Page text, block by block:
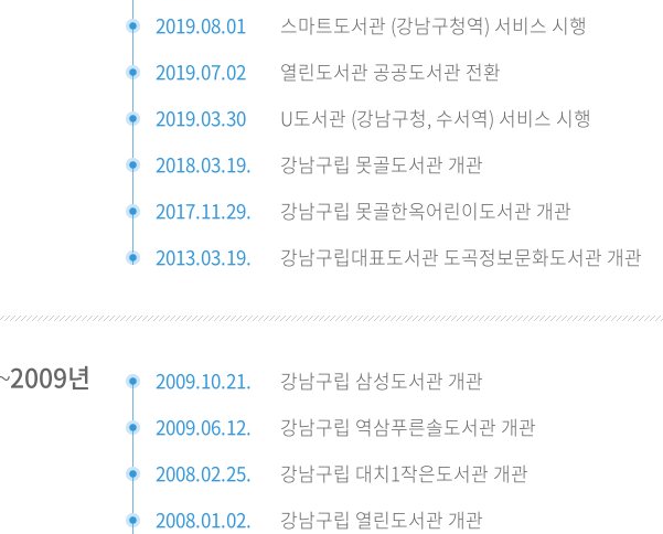
2019.08.01
스마트도서관 (강남구청역) 서비스 시행
2019.07.02
열린도서관 공공도서관 전환
2019.03.30
U도서관 (강남구청, 수서역) 서비스 시행
2018.03.19.
강남구립 못골도서관 개관
2017.11.29.
강남구립 못골한옥어린이도서관 개관
2013.03.19.
강남구립대표도서관 도곡정보문화도서관 개관
년 2009.10.21.
강남구립 삼성도서관 개관
2009.06.12.
강남구립 역삼푸른솔도서관 개관
2008.02.25.
강남구립 대치1작은도서관 개관
2008.01.02.
강남구립 열린도서관 개관